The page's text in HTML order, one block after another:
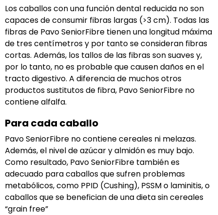
Los caballos con una función dental reducida no son
capaces de consumir fibras largas (>3 cm). Todas las
fibras de Pavo SeniorFibre tienen una longitud máxima
de tres centímetros y por tanto se consideran fibras
cortas. Además, los tallos de las fibras son suaves y,
por lo tanto, no es probable que causen daños en el
tracto digestivo. A diferencia de muchos otros
productos sustitutos de fibra, Pavo SeniorFibre no
contiene alfalfa.
Para cada caballo
Pavo SeniorFibre no contiene cereales ni melazas.
Además, el nivel de azúcar y almidón es muy bajo.
Como resultado, Pavo SeniorFibre también es
adecuado para caballos que sufren problemas
metabólicos, como PPID (Cushing), PSSM o laminitis, o
caballos que se benefician de una dieta sin cereales
“grain free”